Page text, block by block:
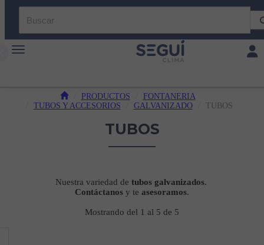
Toggle navigation
PRODUCTOS
FONTANERIA
TUBOS Y ACCESORIOS
GALVANIZADO TUBOS
TUBOS
Nuestra variedad de tubos galvanizados.
Contáctanos y te asesoramos.
Mostrando del 1 al 5 de 5